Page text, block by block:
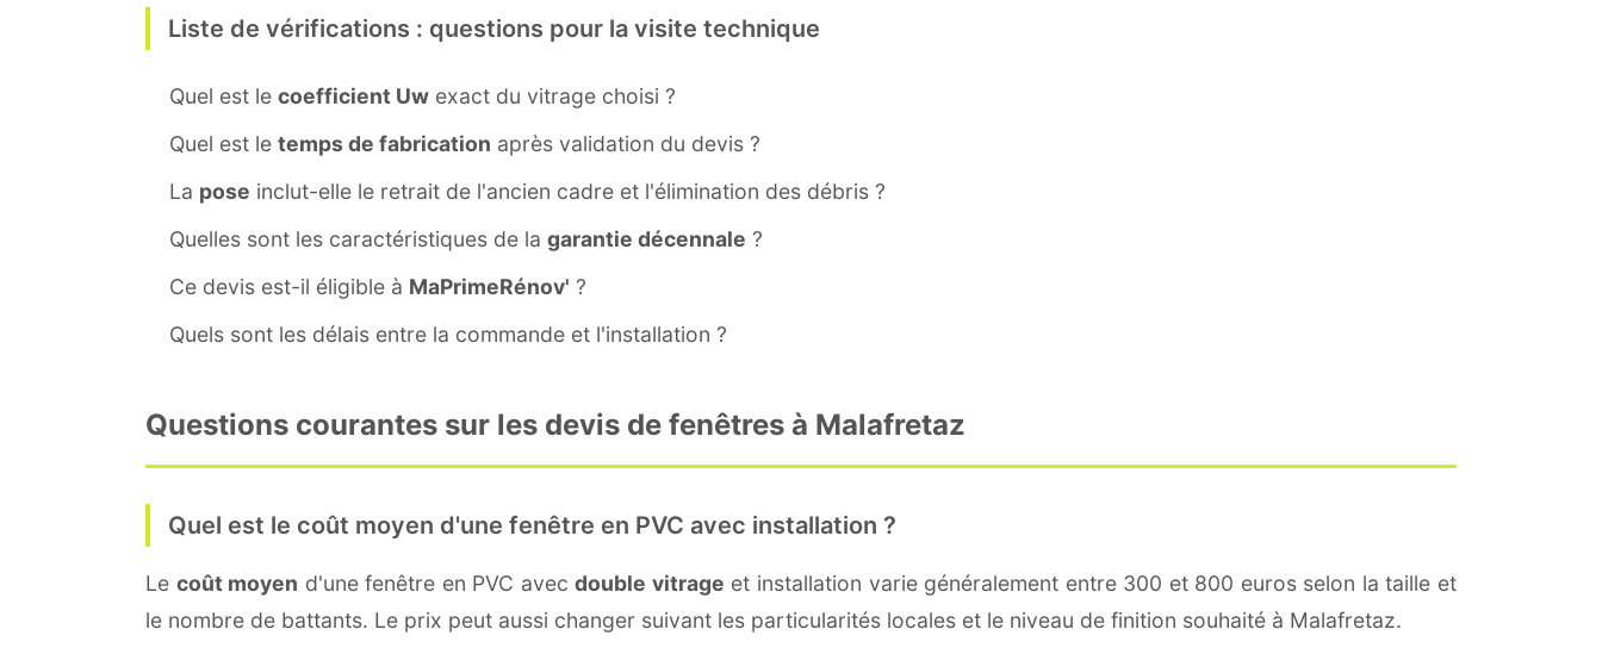
Liste de vérifications : questions pour la visite technique
Quel est le coefficient Uw exact du vitrage choisi ?
Quel est le temps de fabrication après validation du devis ?
La pose inclut-elle le retrait de l'ancien cadre et l'élimination des débris ?
Quelles sont les caractéristiques de la garantie décennale ?
Ce devis est-il éligible à MaPrimeRénov' ?
Quels sont les délais entre la commande et l'installation ?
Questions courantes sur les devis de fenêtres à Malafretaz
Quel est le coût moyen d'une fenêtre en PVC avec installation ?
Le coût moyen d'une fenêtre en PVC avecdouble vitrage et installation varie généralement entre 300 et 800 euros selon la taille et
le nombre de battants. Le prix peut aussi changer suivant les particularités locales et le niveau de finition souhaité à Malafretaz.